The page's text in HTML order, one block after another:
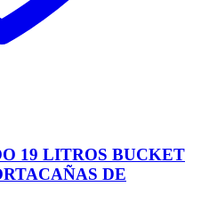
19 LITROS BUCKET
DE